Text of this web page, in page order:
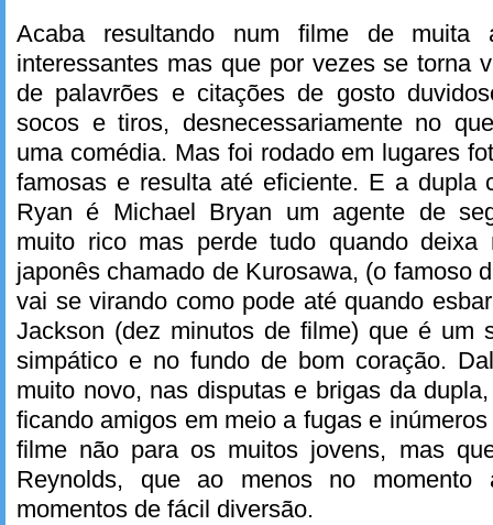
Acaba resultando num filme de muita
interessantes mas que por vezes se torna
de palavrões e citações de gosto
socos e tiros, desnecessariamente no
uma comédia. Mas foi rodado em lugares
famosas e resulta até eficiente. E a dupla
Ryan é Michael Bryan um agente de
muito rico mas perde tudo quando deixa
japonês chamado de Kurosawa, (o famoso
vai se virando como pode até quando
Jackson (dez minutos de filme) que é um
simpático e no fundo de bom coração.
muito novo, nas disputas e brigas da
ficando amigos em meio a fugas e
filme não para os muitos jovens, mas
Reynolds, que ao menos no
momentos de fácil diversão.